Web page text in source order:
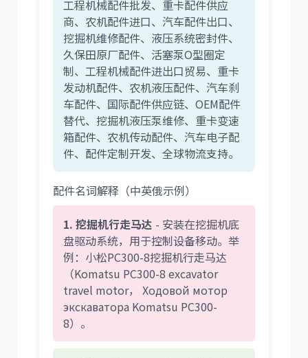
尼桑 依维柯
工程机械配件批发、重卡配件供应
商、农机配件进口、汽车配件出口、
挖掘机维修配件、液压系统密封件、
久保田原厂配件、活塞泵O型圈定
制、工程机械配件进出口贸易、重卡
发动机配件、农机液压配件、汽车刹
车配件、国际配件供应链、OEM配件
替代、挖掘机液压泵维修、重卡变速
箱配件、农机传动配件、汽车电子配
件、配件定制开发、全球物流支持。
配件名词解释（中英俄示例）
1. 挖掘机行走马达 - 安装在挖掘机底
盘驱动系统，用于控制设备移动。举
例：小松PC300-8挖掘机行走马达
（Komatsu PC300-8 excavator
travel motor， Ходовой мотор
экскаватора Komatsu PC300-
8）。